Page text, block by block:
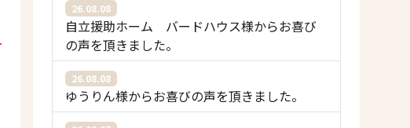
26.08.08
自立援助ホーム バードハウス様からお喜び
の声を頂きました。
26.08.08
ゆうりん様からお喜びの声を頂きました。